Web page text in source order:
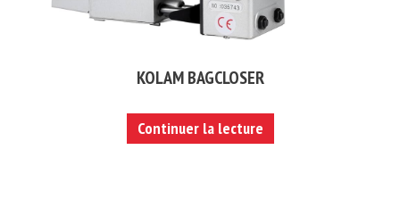
KOLAM BAGCLOSER
Continuer la lecture